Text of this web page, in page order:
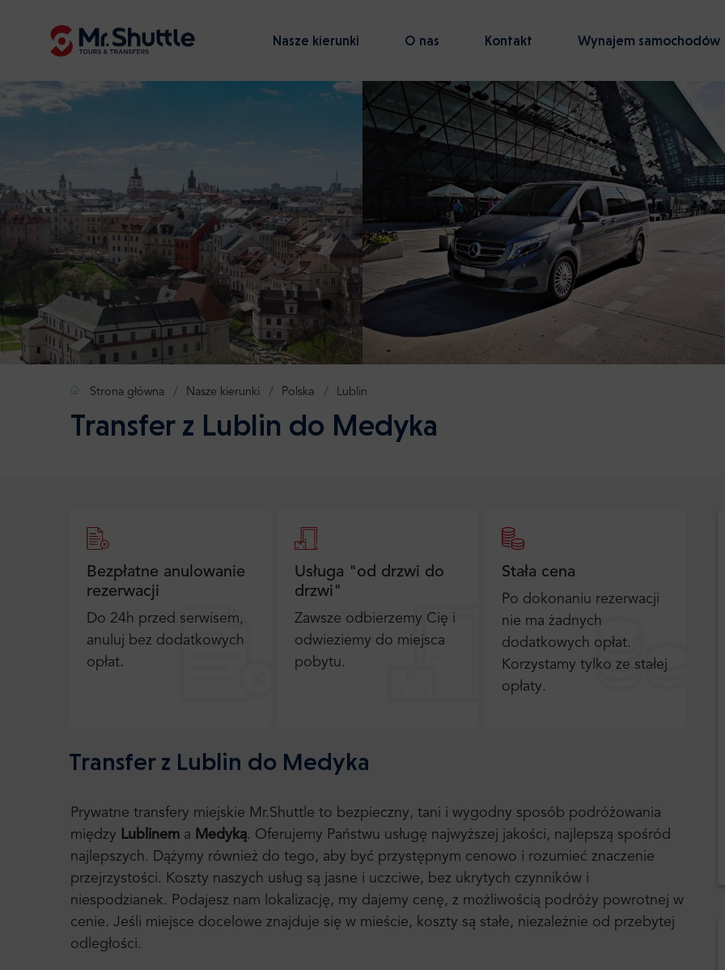
Nasze kierunki O nas Kontakt Wynajem samochodów
Strona główna Nasze kierunki Polska Lublin
Transfer z Lublin do Medyka
Bezpłatne anulowanie
rezerwacji
Do 24h przed serwisem,
anuluj bez dodatkowych
opłat.
Usługa "od drzwi do
drzwi"
Zawsze odbierzemy Cię i
odwieziemy do miejsca
pobytu.
Stała cena
Po dokonaniu rezerwacji
nie ma żadnych
dodatkowych opłat.
Korzystamy tylko ze stałej
opłaty.
Transfer z Lublin do Medyka
Prywatne transfery miejskie Mr.Shuttle to bezpieczny, tani i wygodny sposób podróżowania
między Lublinem a Medyką. Oferujemy Państwu usługę najwyższej jakości, najlepszą spośród
najlepszych. Dążymy również do tego, aby być przystępnym cenowo i rozumieć znaczenie
przejrzystości. Koszty naszych usług są jasne i uczciwe, bez ukrytych czynników i
niespodzianek. Podajesz nam lokalizację, my dajemy cenę, z możliwością podróży powrotnej w
cenie. Jeśli miejsce docelowe znajduje się w mieście, koszty są stałe, niezależnie od przebytej
odległości.